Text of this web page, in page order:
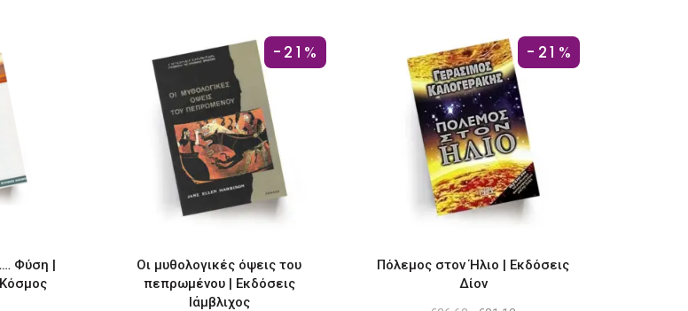
Φύση |
-21%
Οι μυθολογικές όψεις του
πεπρωμένου | Εκδόσεις
Ιάμβλιχος
-21%
Πόλεμος στον Ήλιο | Εκδόσεις
Δίον